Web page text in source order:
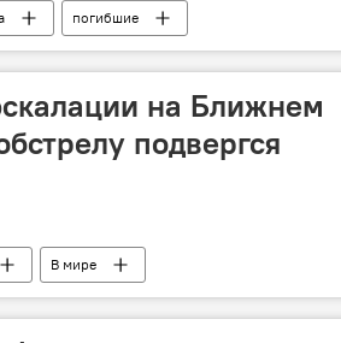
погибшие
на Ближнем
подвергся
В мире